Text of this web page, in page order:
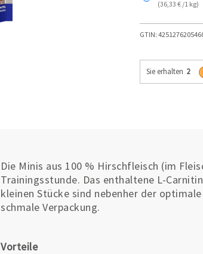
(36,33 € /1 kg)
GTIN:
Sie erhalten 2
Die Minis aus 100 % Hirschfleisch (im
Trainingsstunde. Das enthaltene L-
kleinen Stücke sind nebenher der
schmale Verpackung.
Vorteile